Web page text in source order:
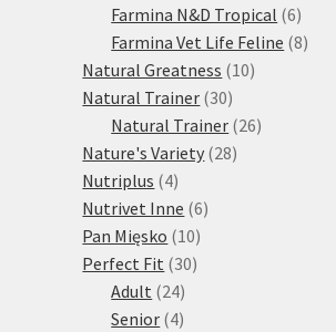
Farmina N&D Tropical 66
Farmina Vet Life Feline 88
Natural Greatness 1010
Natural Trainer 3030
produktů
Natural Trainer 2626
Nature's Variety 2828
Nutriplus 44
produkty
Nutrivet Inne 66
Pan Mięsko 1010
produktů
Perfect Fit 3030
Adult 2424
produktů
Senior 44